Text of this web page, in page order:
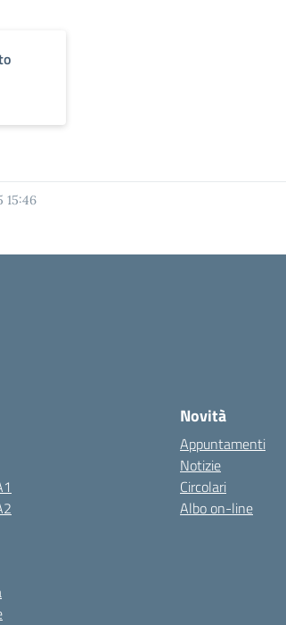
15:46
Novità
Appuntamenti
Notizie
Circolari
Albo on-line